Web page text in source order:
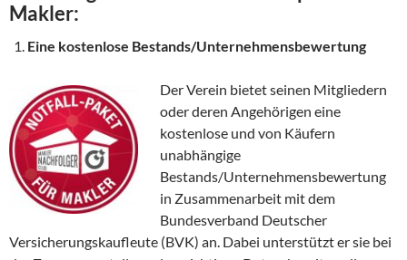
Makler:
Eine kostenlose Bestands/Unternehmensbewertung
Der Verein bietet seinen Mitgliedern
oder deren Angehörigen eine
kostenlose und von Käufern
unabhängige
Bestands/Unternehmensbewertung
in Zusammenarbeit mit dem
Bundesverband Deutscher
Versicherungskaufleute (BVK) an. Dabei unterstützt er sie bei